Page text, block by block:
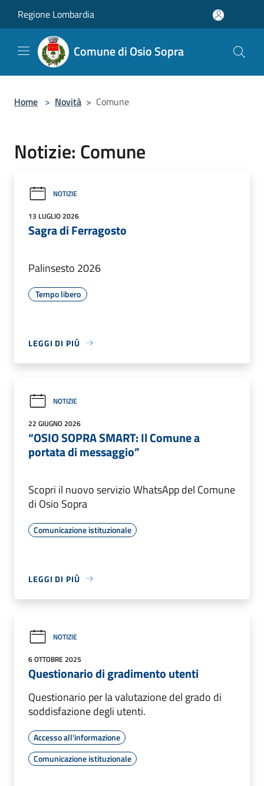
Regione Lombardia
Comune di Osio Sopra
Home > Novità > Comune
Notizie: Comune
NOTIZIE
13 LUGLIO 2026
Sagra di Ferragosto
Palinsesto 2026
Tempo libero
LEGGI DI PIÙ
NOTIZIE
22 GIUGNO 2026
“OSIO SOPRA SMART: Il Comune a
portata di messaggio”
Scopri il nuovo servizio WhatsApp del Comune
di Osio Sopra
Comunicazione istituzionale
LEGGI DI PIÙ
NOTIZIE
6 OTTOBRE 2025
Questionario di gradimento utenti
Questionario per la valutazione del grado di
soddisfazione degli utenti.
Accesso all'informazione
Comunicazione istituzionale